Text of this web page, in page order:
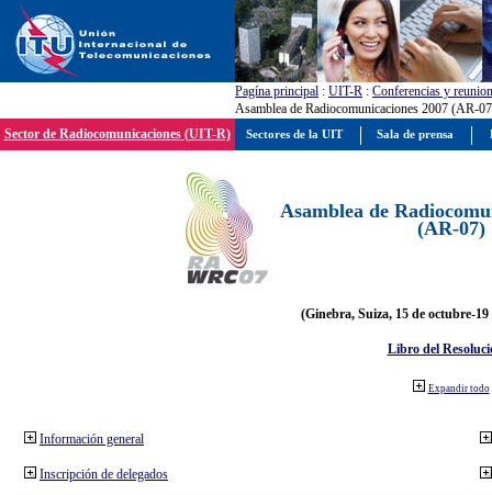
Pagína principal : UIT-R : Conferencias y
Asamblea de Radiocomunicaciones 2007 (AR-
Sector de Radiocomunicaciones (UIT-R)
Asamblea de
(AR-07)
(Ginebra, Suiza, 15 de octubre-19
Libro del
Expandir todo
Información general
Inscripción de delegados
Sectores de la UIT Sala de prensa